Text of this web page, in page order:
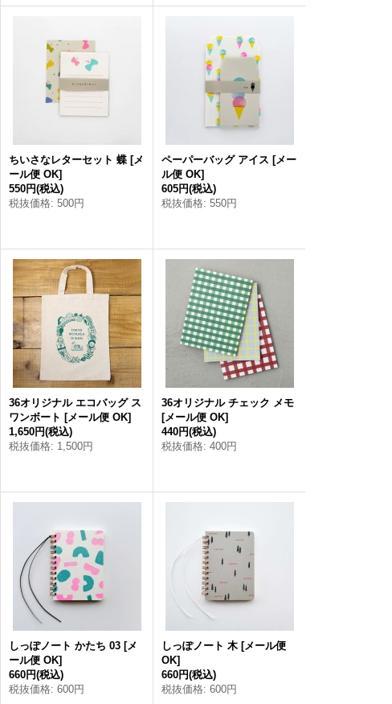
ちいさなレターセット 蝶 [メ
ール便 OK]
550円(税込)
税抜価格: 500円
ペーパーバッグ アイス [メー
ル便 OK]
605円(税込)
税抜価格: 550円
36オリジナル エコバッグ ス
ワンボート [メール便 OK]
1,650円(税込)
税抜価格: 1,500円
36オリジナル チェック メモ
[メール便 OK]
440円(税込)
税抜価格: 400円
しっぽノート かたち 03 [メ
ール便 OK]
660円(税込)
税抜価格: 600円
しっぽノート 木 [メール便
OK]
660円(税込)
税抜価格: 600円